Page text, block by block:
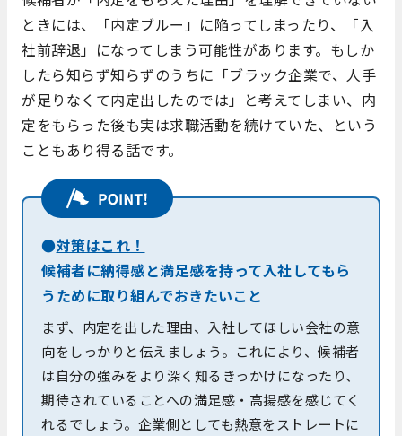
ときには、「内定ブルー」に陥ってしまったり、「入
社前辞退」になってしまう可能性があります。もしか
したら知らず知らずのうちに「ブラック企業で、人手
が足りなくて内定出したのでは」と考えてしまい、内
定をもらった後も実は求職活動を続けていた、という
こともあり得る話です。
●対策はこれ！
候補者に納得感と満足感を持って入社してもら
うために取り組んでおきたいこと
まず、内定を出した理由、入社してほしい会社の意
向をしっかりと伝えましょう。これにより、候補者
は自分の強みをより深く知るきっかけになったり、
期待されていることへの満足感・高揚感を感じてく
れるでしょう。企業側としても熱意をストレートに